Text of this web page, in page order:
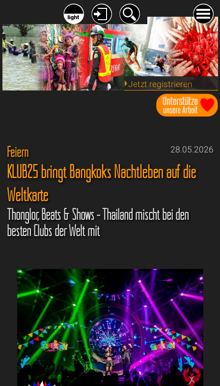
Jetzt registrieren
28.05.2026
Feiern
KLUB25 bringt Bangkoks Nachtleben auf die
Weltkarte
Thonglor, Beats & Shows - Thailand mischt bei den
besten Clubs der Welt mit